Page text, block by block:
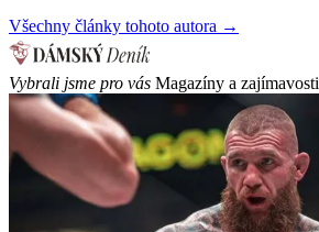
Všechny články tohoto autora →
Vybrali jsme pro vás Magazíny a zajímavosti